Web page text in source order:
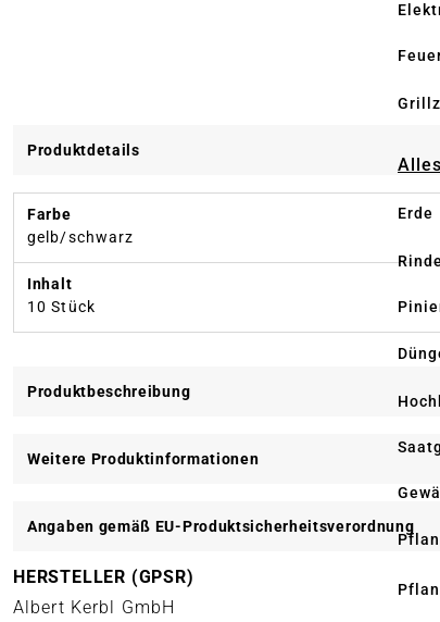
Erde
Produktdetails
Farbe
gelb/schwarz
Inhalt
10 Stück
Produktbeschreibung
Weitere Produktinformationen
Angaben gemäß EU-Produktsicherheitsverordnung
HERSTELLER (GPSR)
Albert Kerbl GmbH